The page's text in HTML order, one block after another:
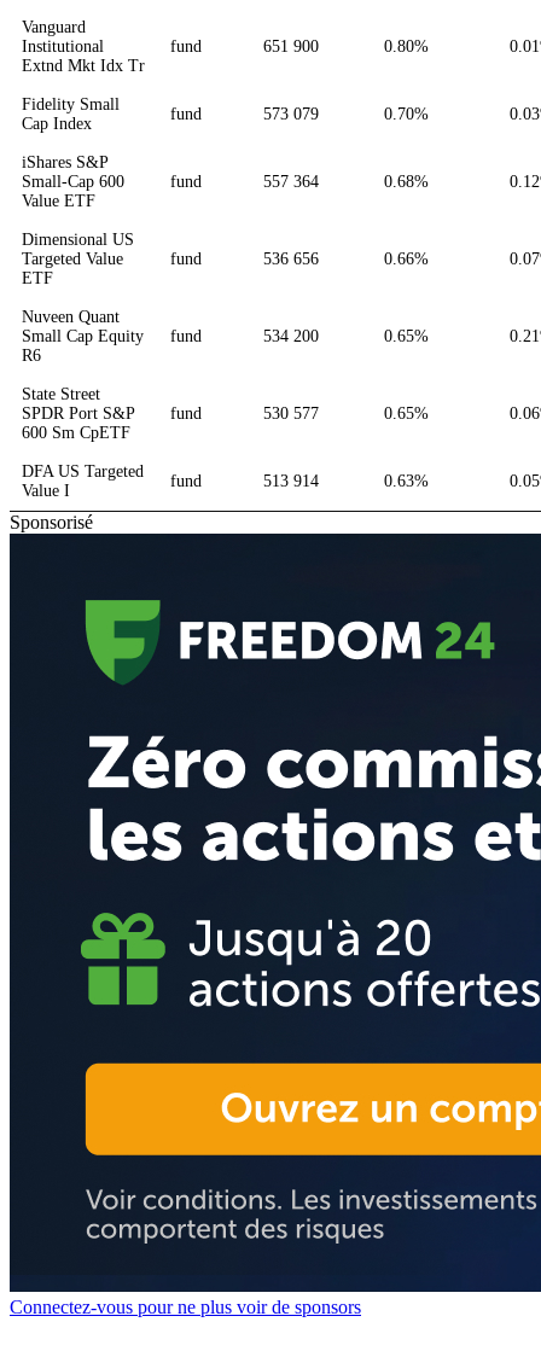
Vanguard
Institutional
Extnd Mkt Idx Tr
fund 651 900 0.80%
Fidelity Small
Cap Index
fund 573 079 0.70%
iShares S&P
Small-Cap 600
Value ETF
fund 557 364 0.68%
Dimensional US
Targeted Value
ETF
fund 536 656 0.66%
Nuveen Quant
Small Cap Equity
R6
fund 534 200 0.65%
State Street
SPDR Port S&P
600 Sm CpETF
fund 530 577 0.65%
DFA US Targeted
Value I
fund 513 914 0.63%
Sponsorisé
Connectez-vous pour ne plus voir de sponsors